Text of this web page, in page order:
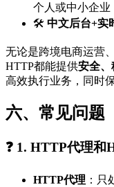
个人或中小企业
🛠 中文后台+实
无论是跨境电商运营
HTTP都能提供安全、
高效执行业务，同时
六、常见问题
❓ 1. HTTP代理和
HTTP代理 ：